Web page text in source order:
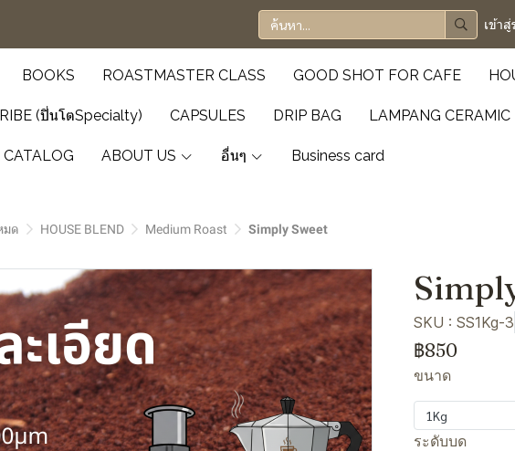
เข้าสู่
BOOKS ROASTMASTER CLASS GOOD SHOT FOR CAFE
(ปิ่นโตSpecialty) CAPSULES DRIP BAG LAMPANG CERAMIC
CATALOG ABOUT US อื่นๆ Business card
มด HOUSE BLEND Medium Roast Simply Sweet
SKU : SS1Kg-3
฿850
ขนาด
1Kg
ระดับบด